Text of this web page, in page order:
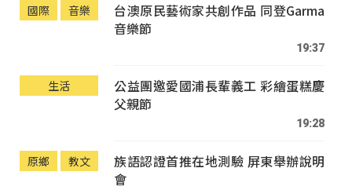
國際 音樂
台澳原民藝術家共創作品 同登Garma
音樂節
19:37
生活
公益團邀愛國浦長輩義工 彩繪蛋糕慶
父親節
19:28
原鄉 教文
族語認證首推在地測驗 屏東舉辦說明
會